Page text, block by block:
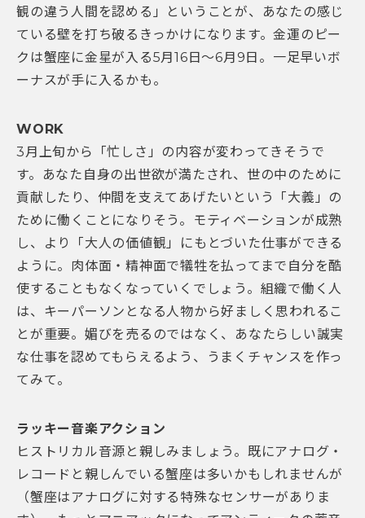
観の違う人間を認める」ということが、あなたの感じ
ている壁を打ち破るきっかけになります。金運のピー
クは蟹座に金星が入る5月16日～6月9日。一足早いボ
ーナスが手に入るかも。
WORK
3月上旬から「忙しさ」の内容が変わってきそうで
す。あなた自身の出世欲が満たされ、世の中のために
貢献したり、仲間を支えてあげたいという「大義」の
ために働くことになりそう。モティベーションが成熟
し、より「大人の価値観」にもとづいた仕事ができる
ように。肉体面・精神面で犠牲を払ってまで自分を酷
使することもなくなっていくでしょう。組織で働く人
は、キーパーソンとなる人物から好ましく思われるこ
とが重要。媚びを売るのではなく、あなたらしい誠実
な仕事を認めてもらえるよう、うまくチャンスを作っ
てみて。
ラッキー音楽アクション
ヒストリカル音源と親しみましょう。既にアナログ・
レコードと親しんでいる蟹座は多いかもしれませんが
（蟹座はアナログに対する特殊なセンサーがありま